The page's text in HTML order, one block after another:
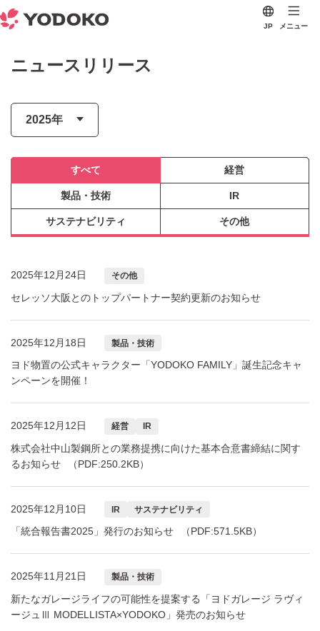
JP メニュー
ニュースリリース
すべて 経営
製品・技術 IR
サステナビリティ その他
2025年12月24日 その他
セレッソ大阪とのトップパートナー契約更新のお知らせ
2025年12月18日 製品・技術
ヨド物置の公式キャラクター「YODOKO FAMILY」誕生記念キャ
ンペーンを開催！
2025年12月12日 経営 IR
株式会社中山製鋼所との業務提携に向けた基本合意書締結に関す
るお知らせ
（PDF:250.2KB）
2025年12月10日 IR サステナビリティ
「統合報告書2025」発行のお知らせ （PDF:571.5KB）
2025年11月21日 製品・技術
新たなガレージライフの可能性を提案する「ヨドガレージ ラヴィ
ージュⅢ MODELLISTA×YODOKO」発売のお知らせ